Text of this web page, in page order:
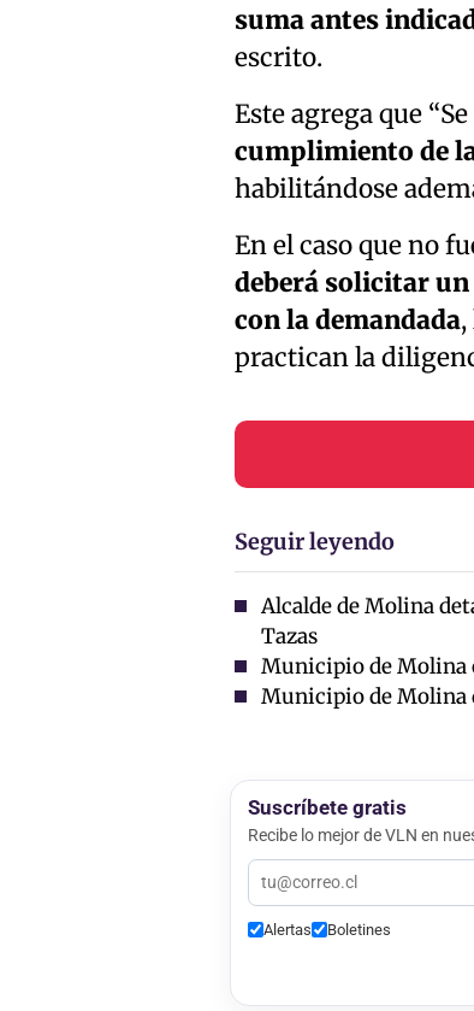
suma antes
escrito.
Este agrega que
cumplimiento de
habilitándose
En el caso que no
deberá solicitar
con la demandada,
practican la
Seguir leyendo
Alcalde de Molina
Tazas
Municipio de Molina
Municipio de Molina
Suscríbete gratis
Recibe lo mejor de VLN en
Alertas Boletines